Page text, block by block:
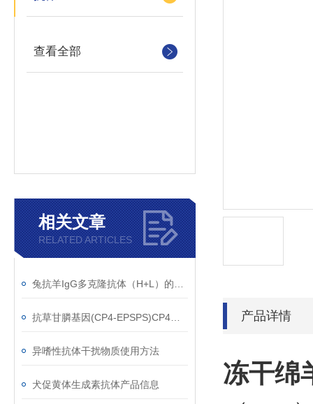
查看全部
相关文章
RELATED ARTICLES
异嗜性抗体干扰物质使用方法
犬促黄体生成素抗体产品信息
产品详情
冻干绵